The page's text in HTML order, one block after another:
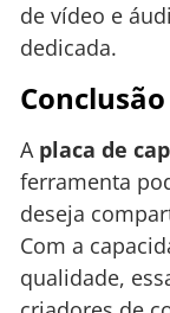
de vídeo e
dedicada.
A placa de
ferramenta
deseja
Com a
qualidade,